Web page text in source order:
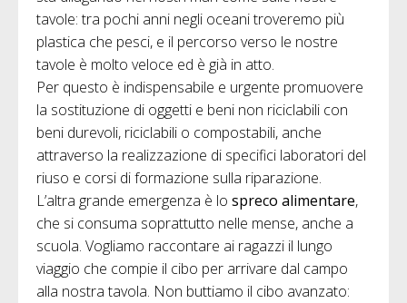
tavole: tra pochi anni negli oceani troveremo più
plastica che pesci, e il percorso verso le nostre
tavole è molto veloce ed è già in atto.
Per questo è indispensabile e urgente promuovere
la sostituzione di oggetti e beni non riciclabili con
beni durevoli, riciclabili o compostabili, anche
attraverso la realizzazione di specifici laboratori del
riuso e corsi di formazione sulla riparazione.
L’altra grande emergenza è lo spreco alimentare,
che si consuma soprattutto nelle mense, anche a
scuola. Vogliamo raccontare ai ragazzi il lungo
viaggio che compie il cibo per arrivare dal campo
alla nostra tavola. Non buttiamo il cibo avanzato: